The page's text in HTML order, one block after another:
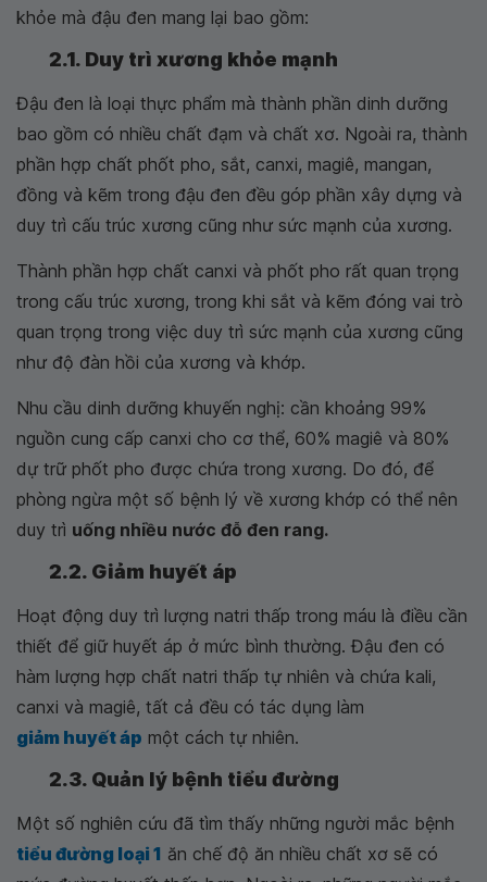
khỏe mà đậu đen mang lại bao gồm:
2.1. Duy trì xương khỏe mạnh
Đậu đen là loại thực phẩm mà thành phần dinh dưỡng
bao gồm có nhiều chất đạm và chất xơ. Ngoài ra, thành
phần hợp chất phốt pho, sắt, canxi, magiê, mangan,
đồng và kẽm trong đậu đen đều góp phần xây dựng và
duy trì cấu trúc xương cũng như sức mạnh của xương.
Thành phần hợp chất canxi và phốt pho rất quan trọng
trong cấu trúc xương, trong khi sắt và kẽm đóng vai trò
quan trọng trong việc duy trì sức mạnh của xương cũng
như độ đàn hồi của xương và khớp.
Nhu cầu dinh dưỡng khuyến nghị: cần khoảng 99%
nguồn cung cấp canxi cho cơ thể, 60% magiê và 80%
dự trữ phốt pho được chứa trong xương. Do đó, để
phòng ngừa một số bệnh lý về xương khớp có thể nên
duy trì uống nhiều nước đỗ đen rang.
2.2. Giảm huyết áp
Hoạt động duy trì lượng natri thấp trong máu là điều cần
thiết để giữ huyết áp ở mức bình thường. Đậu đen có
hàm lượng hợp chất natri thấp tự nhiên và chứa kali,
canxi và magiê, tất cả đều có tác dụng làm
giảm huyết áp một cách tự nhiên.
2.3. Quản lý bệnh tiểu đường
Một số nghiên cứu đã tìm thấy những người mắc bệnh
tiểu đường loại 1 ăn chế độ ăn nhiều chất xơ sẽ có